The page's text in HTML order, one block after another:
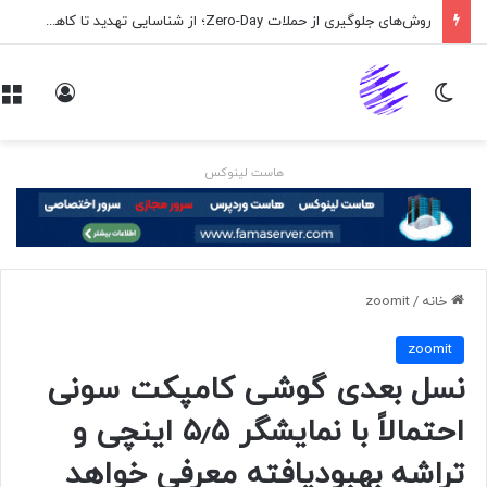
روش‌های جلوگیری از حملات Zero-Day؛ از شناسایی تهدید تا کاهش ریسک
تغییر پوسته
هاست لینوکس
خانه /
zoomit
zoomit
نسل بعدی گوشی کامپکت سونی
احتمالاً با نمایشگر ۵٫۵ اینچی و
تراشه بهبودیافته معرفی خواهد